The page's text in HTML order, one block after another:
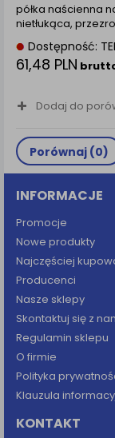
półka naścienna
nietłukąca,
Dostępność:
61,48 PLN
Dodaj do
Porównaj (0)
INFORMACJE
Promocje
Nowe produkty
Najczęściej
Producenci
Nasze sklepy
Skontaktuj się z
Regulamin sklepu
O firmie
Polityka
Klauzula
KONTAKT